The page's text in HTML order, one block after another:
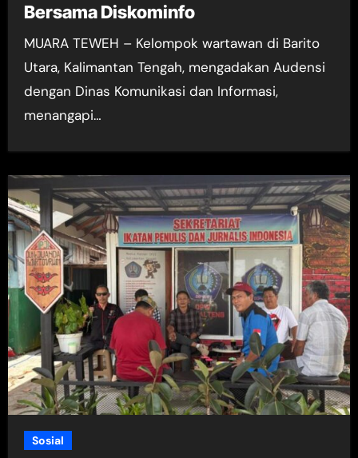
Bersama Diskominfo
MUARA TEWEH – Kelompok wartawan di Barito
Utara, Kalimantan Tengah, mengadakan Audensi
dengan Dinas Komunikasi dan Informasi,
menangapi…
Sosial